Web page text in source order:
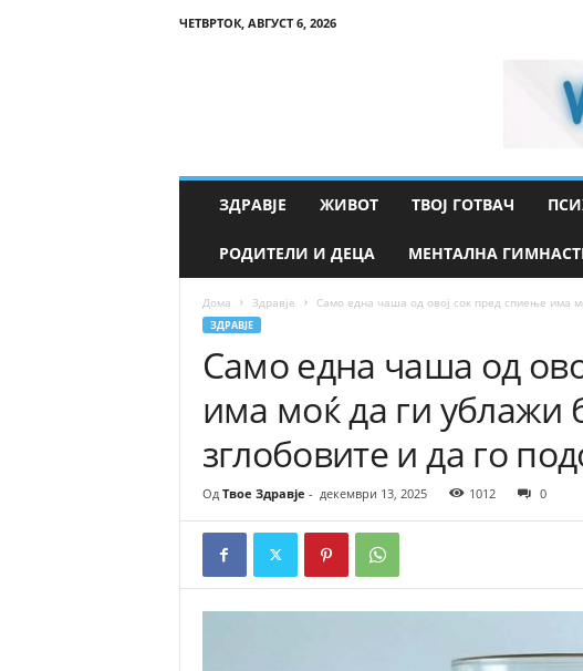
ЧЕТВРТОК, АВГУСТ 6, 2026
ЗДРАВЈЕ ЖИВОТ ТВОЈ ГОТВАЧ
РОДИТЕЛИ И ДЕЦА МЕНТАЛНА
Дома Здравје Само една чаша од овој сок пред спиење има
ЗДРАВЈЕ
Само една чаша од
има моќ да ги ублажи
зглобовите и да го
Од Твое Здравје - декември 13, 2025 1012 0